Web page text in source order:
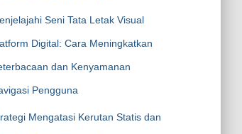
Seni Tata Letak Visual
Digital: Cara Meningkatkan
dan Kenyamanan
Pengguna
Mengatasi Kerutan Statis dan